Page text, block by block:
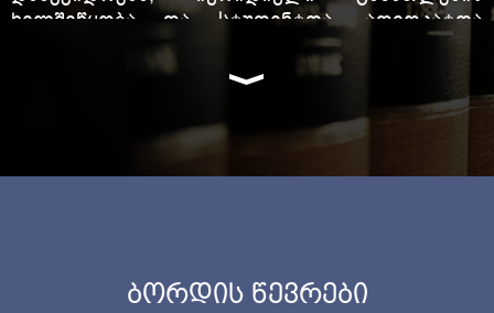
ხელშეწყობა და სტუდენტთა, ადვოკატთა
პროკურორთა და მოსამართლეთა
კვალიფიკაციის ამაღლება,
ბორდის წევრები